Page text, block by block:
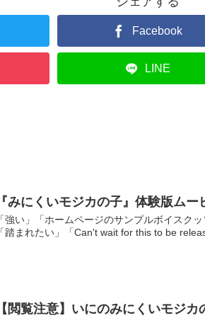
Facebook
LINE
『みにくいモジカの子』体験版ムー
「強い」「ホームページのサンプルボイスク
「踏まれたい」「Can't wait for this to be
【閲覧注意】いにのみにくいモジ